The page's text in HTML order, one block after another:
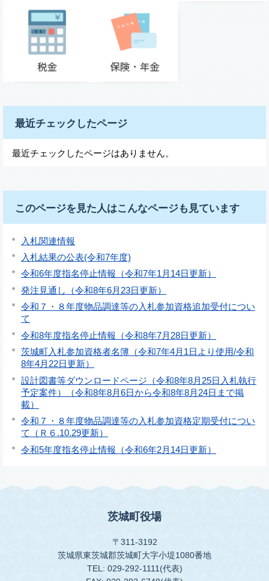
最近チェックしたページ
最近チェックしたページはありません。
このページを見た人はこんなページも見ています
入札関連情報
入札結果の公表(令和7年度)
令和6年度指名停止情報（令和7年1月14日更新）
発注見通し（令和8年6月23日更新）
令和７・８年度物品調達等の入札参加資格追加受付につい
て
令和8年度指名停止情報（令和8年7月28日更新）
茨城町入札参加資格者名簿（令和7年4月1日より使用/令和
8年4月22日更新）
設計図書等ダウンロードページ（令和8年8月25日入札執行
予定案件）（令和8年8月6日から令和8年8月24日まで掲
載）
令和７・８年度物品調達等の入札参加資格定期受付につい
て（Ｒ６.10.29更新）
令和5年度指名停止情報（令和6年2月14日更新）
茨城町役場
〒311-3192
茨城県東茨城郡茨城町大字小堤1080番地
TEL: 029-292-1111(代表)